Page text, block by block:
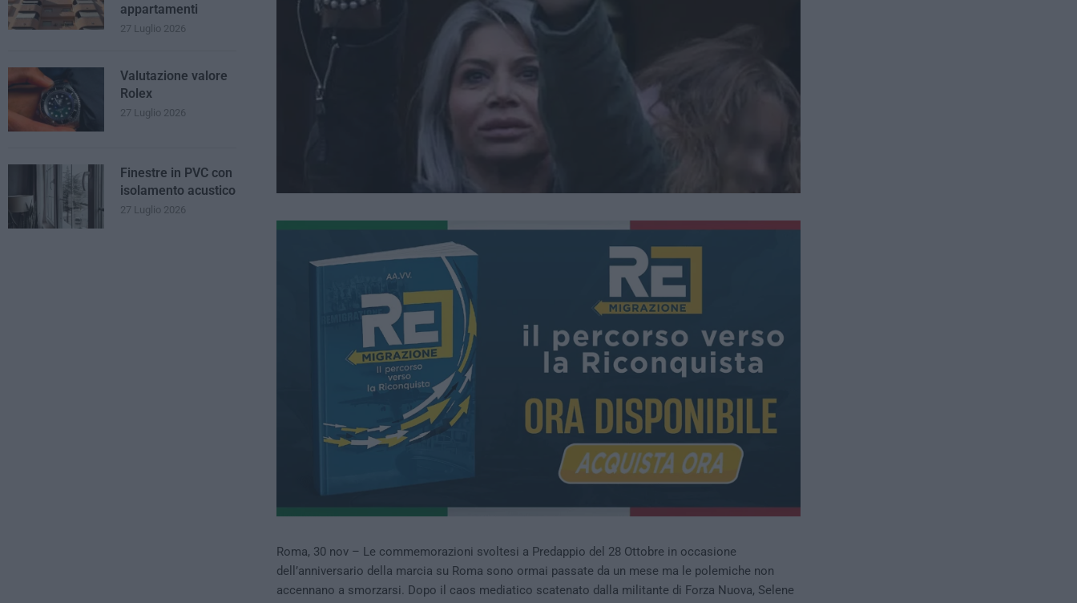
Roma, 30 nov – Le commemorazioni svoltesi a Predappio del 28 Ottobre in occasione
dell’anniversario della marcia su Roma sono ormai passate da un mese ma le polemiche non
accennano a smorzarsi. Dopo il caos mediatico scatenato dalla militante di Forza Nuova, Selene
appartamenti
27 Luglio 2026
Valutazione valore
Rolex
27 Luglio 2026
Finestre in PVC con
isolamento acustico
27 Luglio 2026